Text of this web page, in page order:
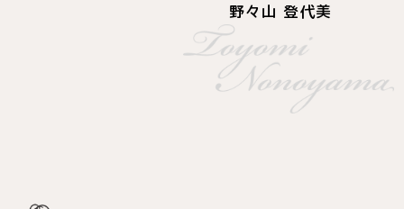
野々山 登代美